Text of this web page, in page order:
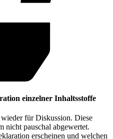
einzelner Inhaltsstoffe
für Diskussion. Diese
nicht pauschal abgewertet.
erscheinen und welchen